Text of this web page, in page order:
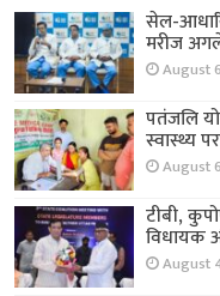
सेल-
मरीज
August
पतंजलि
स्वास्थ्य
August
टीबी,
विधायक
August